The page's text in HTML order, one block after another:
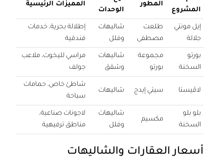
المشروع
المطور
الوحدات
المميزات الرئيسية
إيل مونتي
طلعت
مصطفى
شاليهات
وفلل
إطلالة بحرية، خدمات
فندقية
السخنة
مجموعة
شاليهات
وشقق
مراسي لليخوت، ملاعب
جولف
لاڤيستا سيتي إيدج شاليهات
شاطئ خاص، حمامات
سباحة
بلو بلو
السخنة
مكسيم
شاليهات
لاجونات صناعية،
مناطق ترفيهية
أسعار العقارات والشاليهات